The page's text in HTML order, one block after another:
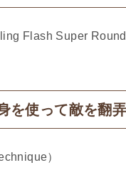
Flash Super
を使って敵を翻
）​